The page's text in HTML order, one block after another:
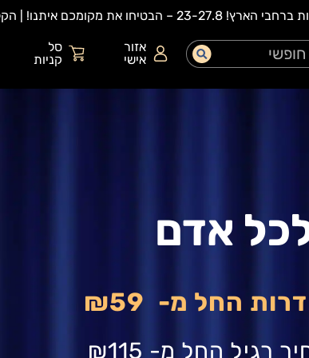
אזור
אישי
סל
קניות
אדם
החל מ- ₪59
רגיל החל מ- ₪115